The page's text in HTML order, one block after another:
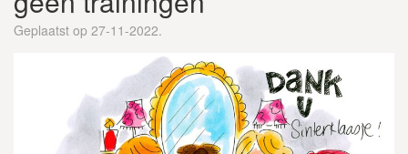
Geplaatst op 27-11-2022.